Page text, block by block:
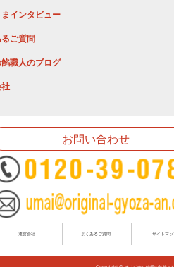
インタビュー
るご質問
職人のブログ
お問い合わせ
運営会社 よくあるご質問 サイトマッ